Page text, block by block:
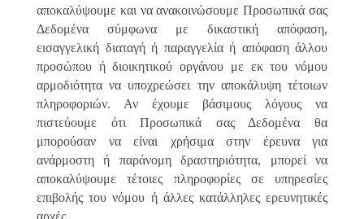
αποκαλύψουμε και να ανακοινώσουμε Προσωπικά σας
Δεδομένα σύμφωνα με δικαστική απόφαση,
εισαγγελική διαταγή ή παραγγελία ή απόφαση άλλου
προσώπου ή διοικητικού οργάνου με εκ του νόμου
αρμοδιότητα να υποχρεώσει την αποκάλυψη τέτοιων
πληροφοριών. Αν έχουμε βάσιμους λόγους να
πιστεύουμε ότι Προσωπικά σας Δεδομένα θα
μπορούσαν να είναι χρήσιμα στην έρευνα για
ανάρμοστη ή παράνομη δραστηριότητα, μπορεί να
αποκαλύψουμε τέτοιες πληροφορίες σε υπηρεσίες
επιβολής του νόμου ή άλλες κατάλληλες ερευνητικές